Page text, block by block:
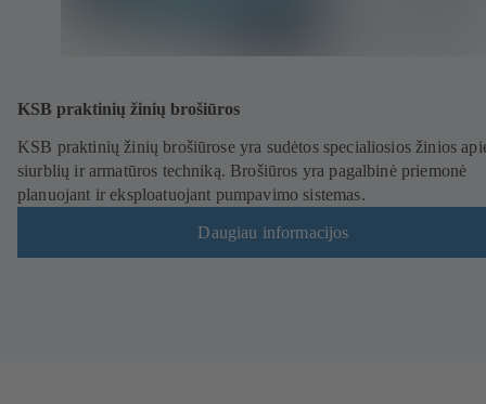
KSB praktinių žinių brošiūros
KSB praktinių žinių brošiūrose yra sudėtos specialiosios žinios
siurblių ir armatūros techniką. Brošiūros yra pagalbinė priemonė
planuojant ir eksploatuojant pumpavimo sistemas.
Daugiau informacijos